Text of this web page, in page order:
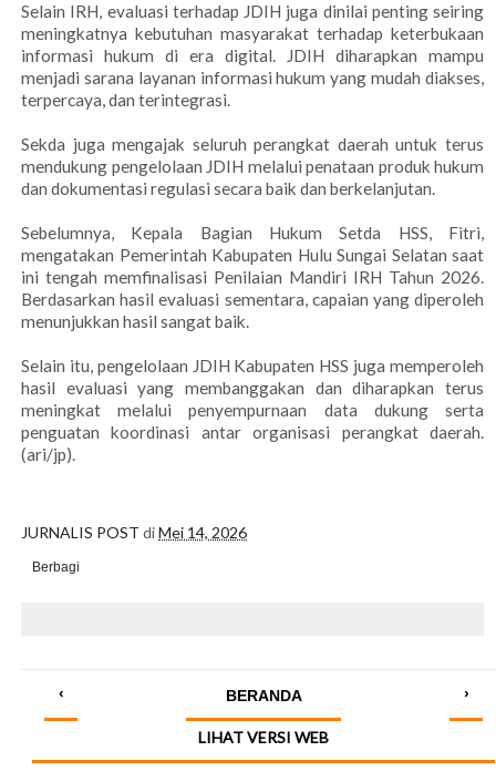
Selain IRH, evaluasi terhadap JDIH juga dinilai penting seiring
meningkatnya kebutuhan masyarakat terhadap keterbukaan
informasi hukum di era digital. JDIH diharapkan mampu
menjadi sarana layanan informasi hukum yang mudah diakses,
terpercaya, dan terintegrasi.
Sekda juga mengajak seluruh perangkat daerah untuk terus
mendukung pengelolaan JDIH melalui penataan produk hukum
dan dokumentasi regulasi secara baik dan berkelanjutan.
Sebelumnya, Kepala Bagian Hukum Setda HSS, Fitri,
mengatakan Pemerintah Kabupaten Hulu Sungai Selatan saat
ini tengah memfinalisasi Penilaian Mandiri IRH Tahun 2026.
Berdasarkan hasil evaluasi sementara, capaian yang diperoleh
menunjukkan hasil sangat baik.
Selain itu, pengelolaan JDIH Kabupaten HSS juga memperoleh
hasil evaluasi yang membanggakan dan diharapkan terus
meningkat melalui penyempurnaan data dukung serta
penguatan koordinasi antar organisasi perangkat daerah.
(ari/jp).
JURNALIS POST diMei 14, 2026
Berbagi
‹ ›
BERANDA
LIHAT VERSI WEB